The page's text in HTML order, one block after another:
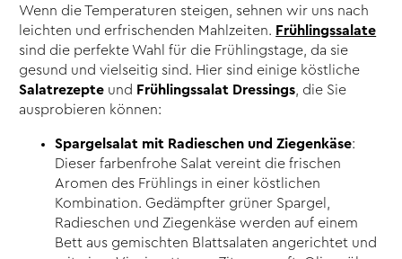
Wenn die Temperaturen steigen, sehnen wir uns nach
leichten und erfrischenden Mahlzeiten. Frühlingssalate
sind die perfekte Wahl für die Frühlingstage, da sie
gesund und vielseitig sind. Hier sind einige köstliche
Salatrezepte und Frühlingssalat Dressings , die Sie
ausprobieren können:
Spargelsalat mit Radieschen und Ziegenkäse:
Dieser farbenfrohe Salat vereint die frischen
Aromen des Frühlings in einer köstlichen
Kombination. Gedämpfter grüner Spargel,
Radieschen und Ziegenkäse werden auf einem
Bett aus gemischten Blattsalaten angerichtet und